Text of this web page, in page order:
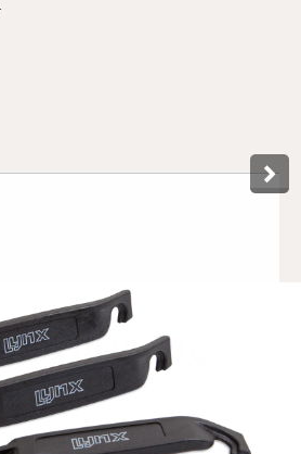
tyre levers are the perfect help
the tyre levers can be
easily take them with you.